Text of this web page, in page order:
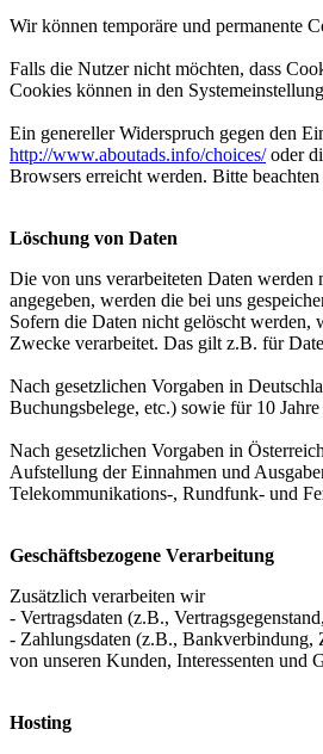
Wir können temporäre und permanente
Falls die Nutzer nicht möchten, dass
Cookies können in den
Ein genereller Widerspruch gegen den
http://www.aboutads.info/choices/oder
Browsers erreicht werden. Bitte
Löschung von Daten
Die von uns verarbeiteten Daten
angegeben, werden die bei uns
Sofern die Daten nicht gelöscht werden,
Zwecke verarbeitet. Das gilt z.B. für
Nach gesetzlichen Vorgaben in
Buchungsbelege, etc.) sowie für 10
Nach gesetzlichen Vorgaben in
Aufstellung der Einnahmen und
Telekommunikations-, Rundfunk- und
Geschäftsbezogene Verarbeitung
Zusätzlich verarbeiten wir
- Vertragsdaten (z.B.,
- Zahlungsdaten (z.B., Bankverbindung,
von unseren Kunden, Interessenten
Hosting